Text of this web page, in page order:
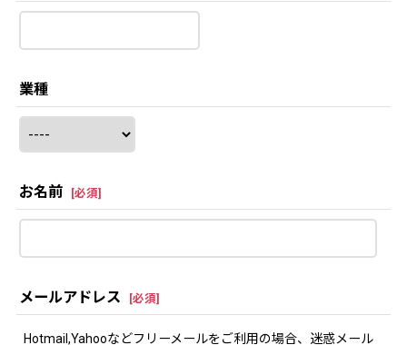
業種
お名前 [必須]
メールアドレス [必須]
Hotmail,Yahooなどフリーメールをご利用の場合、迷惑メール